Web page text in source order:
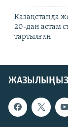
Қазақстанда
20-дан астам
тартылған
ЖАЗЫЛЫҢЫЗ